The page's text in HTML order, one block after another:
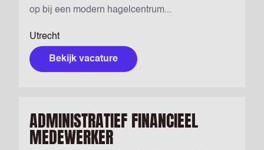
Utrecht
op bij een modern hagelcentrum...
Bekijk vacature
ADMINISTRATIEF FINANCIEEL
MEDEWERKER